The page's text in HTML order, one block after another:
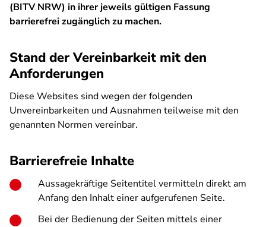
(BITV NRW) in ihrer jeweils gültigen Fassung
barrierefrei zugänglich zu machen.
Stand der Vereinbarkeit mit den
Anforderungen
Diese Websites sind wegen der folgenden
Unvereinbarkeiten und Ausnahmen teilweise mit den
genannten Normen vereinbar.
Barrierefreie Inhalte
Aussagekräftige Seitentitel vermitteln direkt am
Anfang den Inhalt einer aufgerufenen Seite.
Bei der Bedienung der Seiten mittels einer